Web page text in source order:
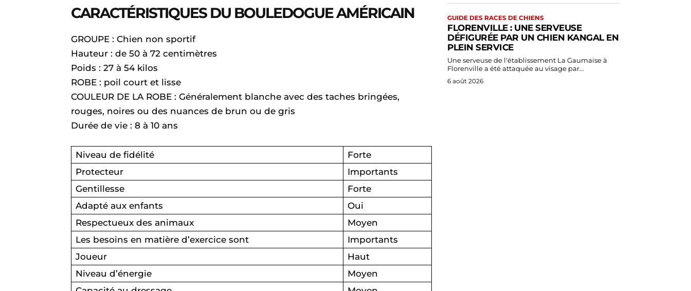
CARACTÉRISTIQUES DU BOULEDOGUE AMÉRICAIN
GROUPE : Chien non sportif
Hauteur : de 50 à 72 centimètres
Poids : 27 à 54 kilos
ROBE : poil court et lisse
COULEUR DE LA ROBE : Généralement blanche avec des taches bringées,
rouges, noires ou des nuances de brun ou de gris
Durée de vie : 8 à 10 ans
Niveau de fidélité
Forte
Protecteur
Importants
Gentillesse
Forte
Adapté aux enfants
Oui
Respectueux des animaux
Moyen
Les besoins en matière d’exercice sont
Importants
Joueur
Haut
Niveau d’énergie
Moyen
GUIDE DES RACES DE CHIENS
FLORENVILLE : UNE SERVEUSE
DÉFIGURÉE PAR UN CHIEN KANGAL EN
PLEIN SERVICE
Une serveuse de l'établissement La Gaumaise à
Florenville a été attaquée au visage par...
6 août 2026